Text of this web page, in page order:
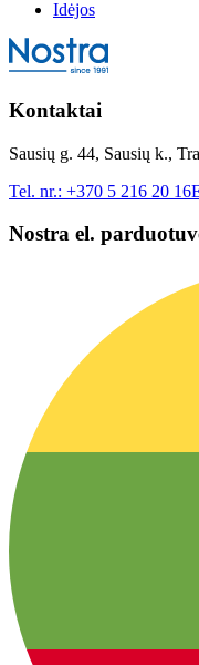
Idėjos
Kontaktai
Sausių g. 44, Sausių k.,
Tel. nr.: +370 5 216 20 16
Nostra el.